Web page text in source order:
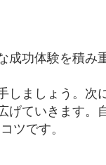
成功体験を積み
ましょう。次に
げていきます。
ツです。